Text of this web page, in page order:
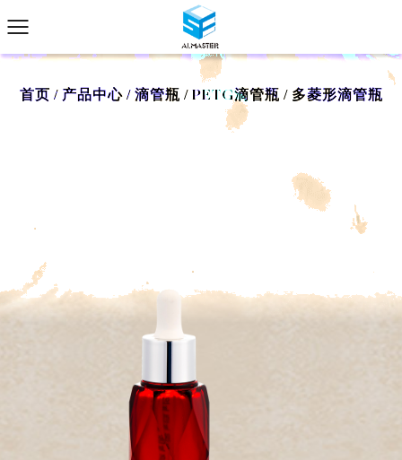
首页 /产品中心/滴管瓶 /PETG滴管瓶 / 多菱形滴管瓶